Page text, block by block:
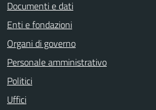
Documenti e dati
Enti e fondazioni
Organi di governo
Personale amministrativo
Politici
Uffici